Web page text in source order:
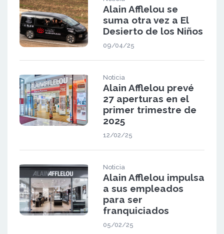
Alain Afflelou se
suma otra vez a El
Desierto de los Niños
09/04/25
Noticia
Alain Afflelou prevé
27 aperturas en el
primer trimestre de
2025
12/02/25
Noticia
Alain Afflelou impulsa
a sus empleados
para ser
franquiciados
05/02/25